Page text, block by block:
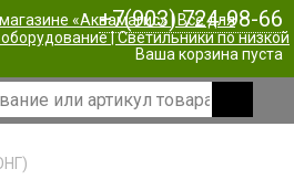
+7(903) 724-98-66
Ваша корзина пуста